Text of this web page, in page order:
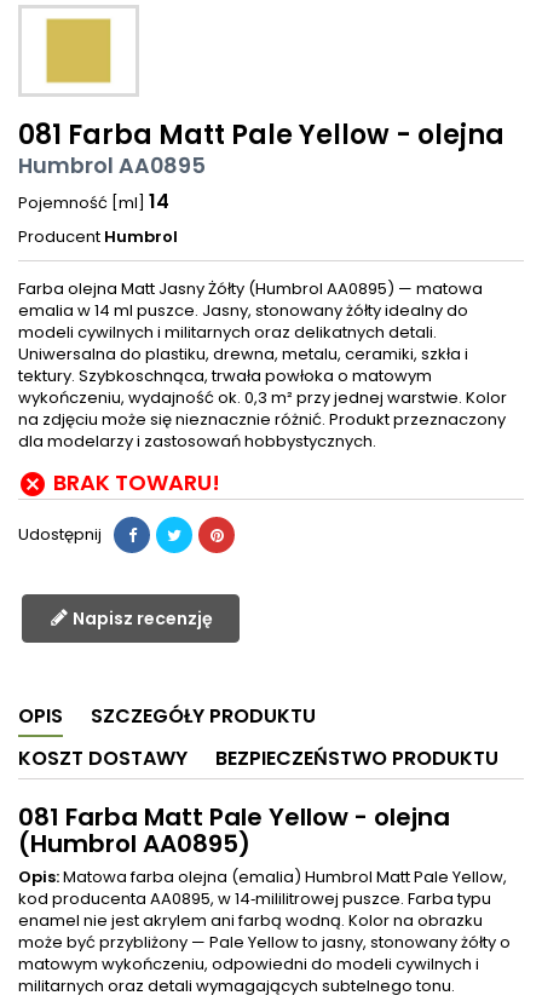
081 Farba Matt Pale Yellow - olejna
Humbrol AA0895
Pojemność [ml] 14
Producent Humbrol
Farba olejna Matt Jasny Żółty (Humbrol AA0895) — matowa
emalia w 14 ml puszce. Jasny, stonowany żółty idealny do
modeli cywilnych i militarnych oraz delikatnych detali.
Uniwersalna do plastiku, drewna, metalu, ceramiki, szkła i
tektury. Szybkoschnąca, trwała powłoka o matowym
wykończeniu, wydajność ok. 0,3 m² przy jednej warstwie. Kolor
na zdjęciu może się nieznacznie różnić. Produkt przeznaczony
dla modelarzy i zastosowań hobbystycznych.
 BRAK TOWARU!
Udostępnij
Napisz recenzję
OPIS
SZCZEGÓŁY PRODUKTU
KOSZT DOSTAWY
BEZPIECZEŃSTWO PRODUKTU
081 Farba Matt Pale Yellow - olejna
(Humbrol AA0895)
Opis:Matowa farba olejna (emalia) Humbrol Matt Pale Yellow,
kod producenta AA0895, w 14‑mililitrowej puszce. Farba typu
enamel nie jest akrylem ani farbą wodną. Kolor na obrazku
może być przybliżony — Pale Yellow to jasny, stonowany żółty o
matowym wykończeniu, odpowiedni do modeli cywilnych i
militarnych oraz detali wymagających subtelnego tonu.